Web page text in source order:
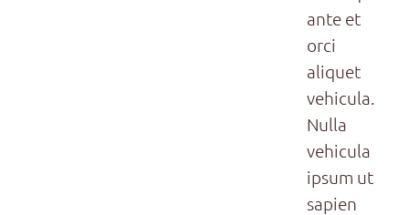
ante et
orci
aliquet
vehicula.
Nulla
vehicula
ipsum ut
sapien